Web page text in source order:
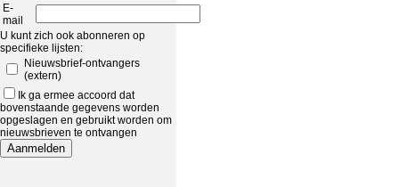
E-
mail
U kunt zich ook abonneren op
specifieke lijsten:
Nieuwsbrief-ontvangers
(extern)
Ik ga ermee accoord dat
bovenstaande gegevens worden
opgeslagen en gebruikt worden om
nieuwsbrieven te ontvangen